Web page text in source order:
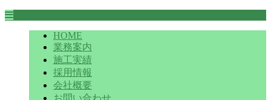
HOME
業務案内
施工実績
採用情報
会社概要
お問い合わせ